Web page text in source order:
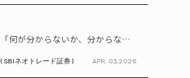
「何が分からないか、分からない」から卒業！ SBIネオトレード証券で学ぶ、はじめての資産形成
( SBIネオトレード証券 ) APR. 03, 2026